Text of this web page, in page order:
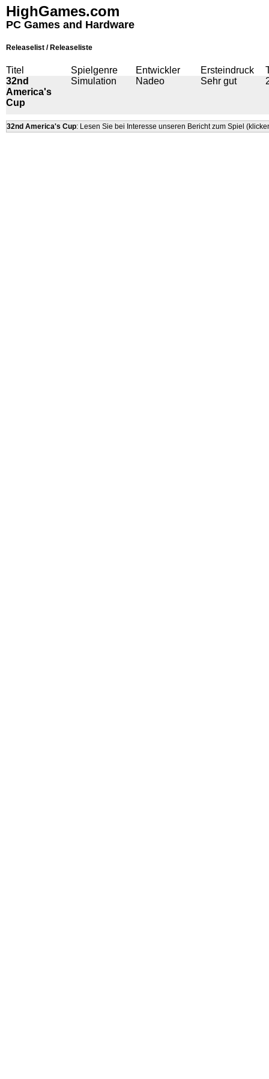
HighGames.com
PC Games and Hardware
Releaselist / Releaseliste
Titel Spielgenre Entwickler Ersteindruck
32nd
America's
Cup
Simulation Nadeo Sehr gut
32nd America's Cup: Lesen Sie bei Interesse unseren Bericht zum Spiel